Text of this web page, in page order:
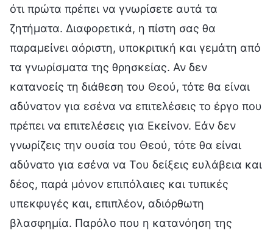
ότι πρώτα πρέπει να γνωρίσετε αυτά τα
ζητήματα. Διαφορετικά, η πίστη σας θα
παραμείνει αόριστη, υποκριτική και γεμάτη από
τα γνωρίσματα της θρησκείας. Αν δεν
κατανοείς τη διάθεση του Θεού, τότε θα είναι
αδύνατον για εσένα να επιτελέσεις το έργο που
πρέπει να επιτελέσεις για Εκείνον. Εάν δεν
γνωρίζεις την ουσία του Θεού, τότε θα είναι
αδύνατο για εσένα να Του δείξεις ευλάβεια και
δέος, παρά μόνον επιπόλαιες και τυπικές
υπεκφυγές και, επιπλέον, αδιόρθωτη
βλασφημία. Παρόλο που η κατανόηση της